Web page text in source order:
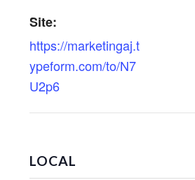
Site:
https://marketingaj.t
ypeform.com/to/N7
U2p6
LOCAL